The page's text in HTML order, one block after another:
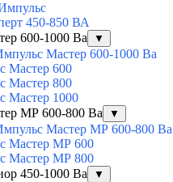
450-850 ВА
600-1000 Ва
▼
Мастер 600-1000 Ва
Мастер 600
Мастер 800
Мастер 1000
МР 600-800 Ва
▼
Мастер МР 600-800 Ва
Мастер МР 600
Мастер МР 800
450-1000 Ва
▼